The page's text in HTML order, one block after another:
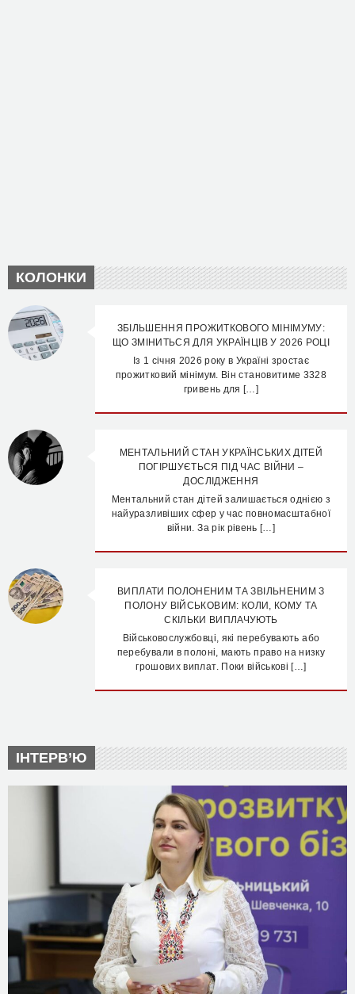
КОЛОНКИ
ЗБІЛЬШЕННЯ ПРОЖИТКОВОГО МІНІМУМУ:
ЩО ЗМІНИТЬСЯ ДЛЯ УКРАЇНЦІВ У 2026 РОЦІ
Із 1 січня 2026 року в Україні зростає
прожитковий мінімум. Він становитиме 3328
гривень для […]
МЕНТАЛЬНИЙ СТАН УКРАЇНСЬКИХ ДІТЕЙ
ПОГІРШУЄТЬСЯ ПІД ЧАС ВІЙНИ –
ДОСЛІДЖЕННЯ
Ментальний стан дітей залишається однією з
найуразливіших сфер у час повномасштабної
війни. За рік рівень […]
ВИПЛАТИ ПОЛОНЕНИМ ТА ЗВІЛЬНЕНИМ З
ПОЛОНУ ВІЙСЬКОВИМ: КОЛИ, КОМУ ТА
СКІЛЬКИ ВИПЛАЧУЮТЬ
Військовослужбовці, які перебувають або
перебували в полоні, мають право на низку
грошових виплат. Поки військові […]
ІНТЕРВ’Ю